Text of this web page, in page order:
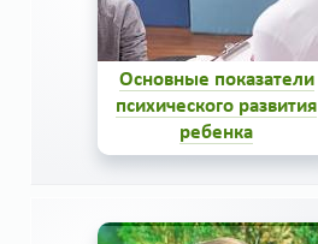
Основные показатели
психического развития
ребенка
хрупким и беззащитным,